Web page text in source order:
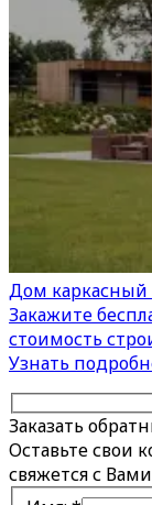
Дом
Закажите
стоимость
Узнать
Заказать
Оставьте свои
свяжется с